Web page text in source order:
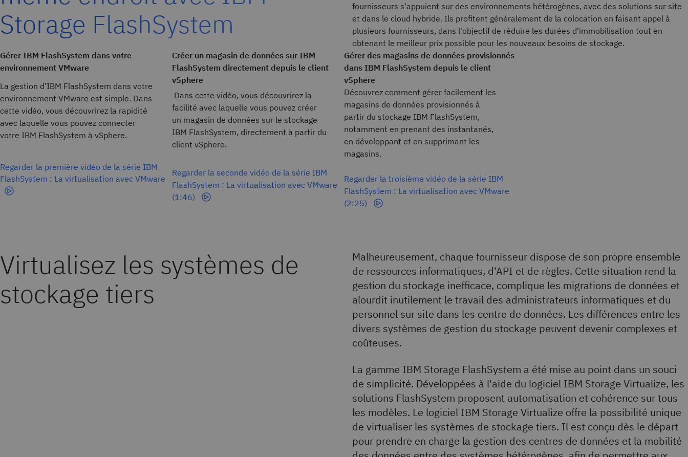
Storage FlashSystem
fournisseurs s'appuient sur des environnements hétérogènes, avec des solutions sur site
et dans le cloud hybride. Ils profitent généralement de la colocation en faisant appel à
plusieurs fournisseurs, dans l'objectif de réduire les durées d'immobilisation tout en
obtenant le meilleur prix possible pour les nouveaux besoins de stockage.
Gérer IBM FlashSystem dans votre
environnement VMware
La gestion d’IBM FlashSystem dans votre
environnement VMware est simple. Dans
cette vidéo, vous découvrirez la rapidité
avec laquelle vous pouvez connecter
votre IBM FlashSystem à vSphere.
Regarder la première vidéo de la série IBM
FlashSystem : La virtualisation avec VMware
Créer un magasin de données sur IBM
FlashSystem directement depuis le client
vSphere
Dans cette vidéo, vous découvrirez la
facilité avec laquelle vous pouvez créer
un magasin de données sur le stockage
IBM FlashSystem, directement à partir du
client vSphere.
Regarder la seconde vidéo de la série IBM
FlashSystem : La virtualisation avec VMware
(1:46)
Gérer des magasins de données provisionnés
dans IBM FlashSystem depuis le client
vSphere
Découvrez comment gérer facilement les
magasins de données provisionnés à
partir du stockage IBM FlashSystem,
notamment en prenant des instantanés,
en développant et en supprimant les
magasins.
Regarder la troisième vidéo de la série IBM
FlashSystem : La virtualisation avec VMware
(2:25)
Virtualisez les systèmes de
stockage tiers
Malheureusement, chaque fournisseur dispose de son propre ensemble
de ressources informatiques, d'API et de règles. Cette situation rend la
gestion du stockage inefficace, complique les migrations de données et
alourdit inutilement le travail des administrateurs informatiques et du
personnel sur site dans les centre de données. Les différences entre les
divers systèmes de gestion du stockage peuvent devenir complexes et
coûteuses.
La gamme IBM Storage FlashSystem a été mise au point dans un souci
de simplicité. Développées à l'aide du logiciel IBM Storage Virtualize, les
solutions FlashSystem proposent automatisation et cohérence sur tous
les modèles. Le logiciel IBM Storage Virtualize offre la possibilité unique
de virtualiser les systèmes de stockage tiers. Il est conçu dès le départ
pour prendre en charge la gestion des centres de données et la mobilité